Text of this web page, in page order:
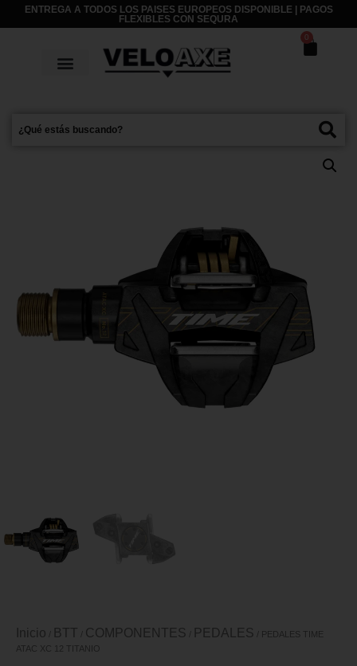
ENTREGA A TODOS LOS PAISES EUROPEOS DISPONIBLE | PAGOS
FLEXIBLES CON SEQURA
0
Inicio BTT COMPONENTES PEDALES / PEDALES TIME
ATAC XC 12 TITANIO